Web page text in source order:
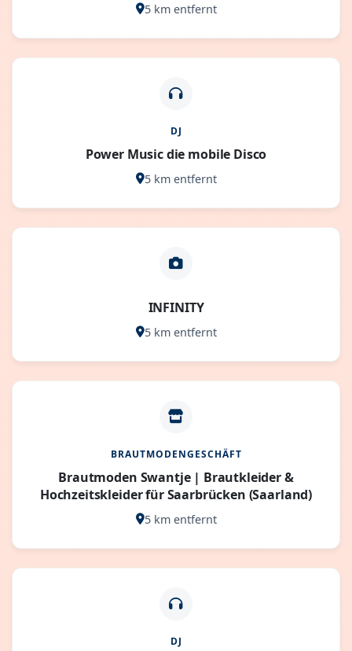
5 km entfernt
DJ
Power Music die mobile Disco
5 km entfernt
INFINITY
5 km entfernt
BRAUTMODENGESCHÄFT
Brautmoden Swantje | Brautkleider &
Hochzeitskleider für Saarbrücken (Saarland)
5 km entfernt
DJ